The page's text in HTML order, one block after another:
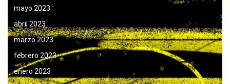
mayo 2023
abril 2023
marzo 2023
febrero 2023
enero 2023